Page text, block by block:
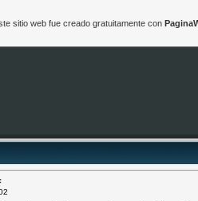
sitio web fue creado gratuitamente con